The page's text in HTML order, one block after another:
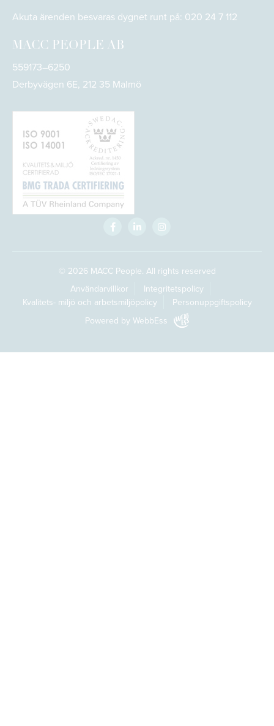
Akuta ärenden besvaras dygnet runt på: 020 24 7 112
MACC PEOPLE AB
559173–6250
Derbyvägen 6E, 212 35 Malmö
© 2026 MACC People. All rights reserved
Användarvillkor
Integritetspolicy
Kvalitets- miljö och arbetsmiljöpolicy
Personuppgiftspolicy
Powered by WebbEss